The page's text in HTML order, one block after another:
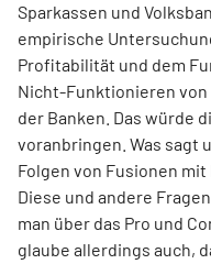
Sparkassen und
empirische
Profitabilität und dem
Nicht-Funktionieren
der Banken. Das würde
voranbringen. Was sagt
Folgen von Fusionen
Diese und andere
man über das Pro und
glaube allerdings auch,